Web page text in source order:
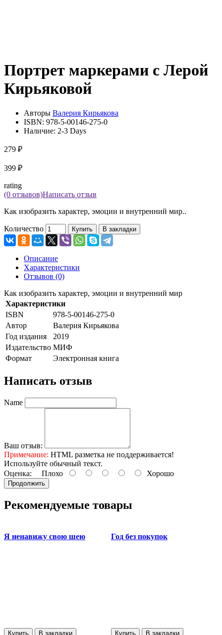
Портрет маркерами с Лерой
Кирьяковой
Авторы Валерия Кирьякова
ISBN: 978-5-00146-275-0
Наличие: 2-3 Days
279 ₽
399 ₽
rating
(0 отзывов)Написать отзыв
Как изобразить характер, эмоции и внутренний мир..
Количество Купить В закладки
Описание
Характеристики
Отзывов (0)
Как изобразить характер, эмоции и внутренний мир
Характеристики
ISBN
978-5-00146-275-0
Автор
Валерия Кирьякова
Год издания
2019
Издательство МИФ
Формат
Электронная книга
Написать отзыв
Name
Ваш отзыв:
Примечание: HTML разметка не поддерживается!
Используйте обычный текст.
Оценка: Плохо Хорошо
Продолжить
Рекомендуемые товары
Я ненавижу свою шею
Купить В закладки
Год без покупок
Купить В закладки